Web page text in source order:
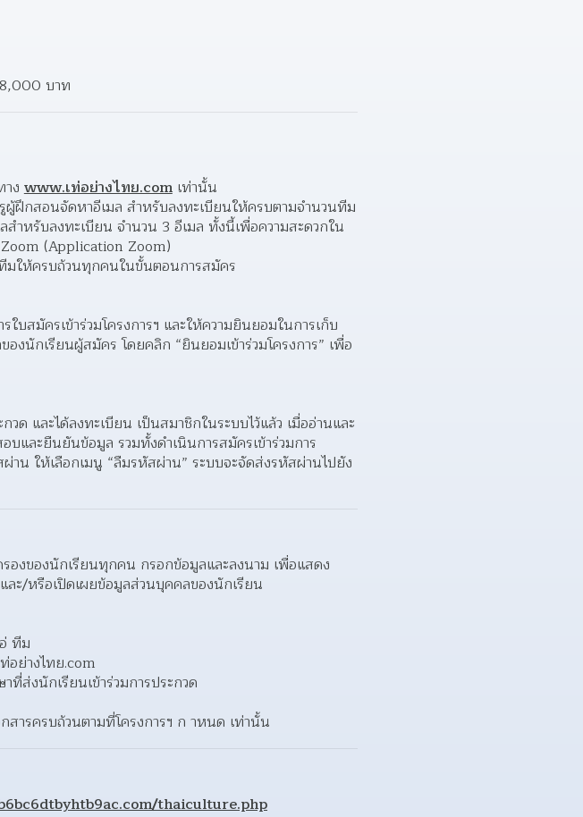
8,000 บาท
าง www.เท่อย่างไทย.com เท่านั้น
ผู้ฝึกสอนจัดหาอีเมล สำหรับลงทะเบียนให้ครบตามจำนวนทีม
สำหรับลงทะเบียน จำนวน 3 อีเมล ทั้งนี้เพื่อความสะดวกใน
Zoom (Application Zoom)
มให้ครบถ้วนทุกคนในขั้นตอนการสมัคร
สมัครเข้าร่วมโครงการฯ และให้ความยินยอมในการเก็บ
งนักเรียนผู้สมัคร โดยคลิก “ยินยอมเข้าร่วมโครงการ” เพื่อ
ด และได้ลงทะเบียน เป็นสมาชิกในระบบไว้แล้ว เมื่ออ่านและ
บและยืนยันข้อมูล รวมทั้งดำเนินการสมัครเข้าร่วมการ
าน ให้เลือกเมนู “ลืมรหัสผ่าน” ระบบจะจัดส่งรหัสผ่านไปยัง
องของนักเรียนทุกคน กรอกข้อมูลและลงนาม เพื่อแสดง
ละ/หรือเปิดเผยข้อมูลส่วนบุคคลของนักเรียน
ทีม
อย่างไทย.com
ส่งนักเรียนเข้าร่วมการประกวด
สารครบถ้วนตามที่โครงการฯ ก าหนด เท่านั้น
thaiculture.php